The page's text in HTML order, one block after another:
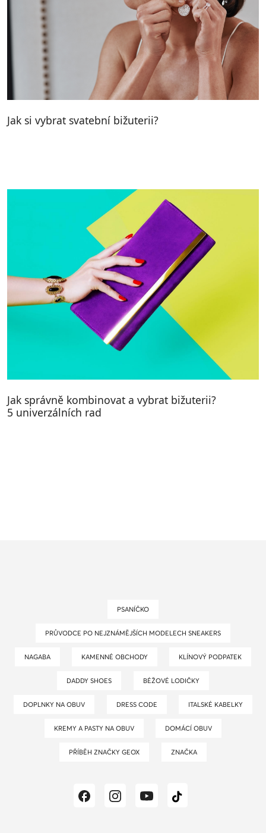
Jak si vybrat svatební bižuterii?
Jak správně kombinovat a vybrat bižuterii?
5 univerzálních rad
PSANÍČKO
PRŮVODCE PO NEJZNÁMĚJŠÍCH MODELECH SNEAKERS
NAGABA KAMENNÉ OBCHODY KLÍNOVÝ PODPATEK
DADDY SHOES BÉŽOVÉ LODIČKY
DOPLNKY NA OBUV DRESS CODE ITALSKÉ KABELKY
KREMY A PASTY NA OBUV DOMÁCÍ OBUV
PŘÍBĚH ZNAČKY GEOX ZNAČKA